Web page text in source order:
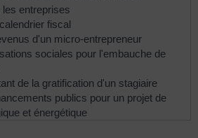
entreprises
fiscal
d'un micro-entrepreneur
sociales pour l'embauche de
de la gratification d'un stagiaire
publics pour un projet de
et énergétique